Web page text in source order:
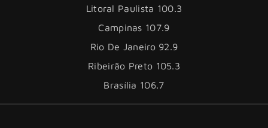
Litoral Paulista 100.3
Campinas 107.9
Rio De Janeiro 92.9
Ribeirão Preto 105.3
Brasília 106.7